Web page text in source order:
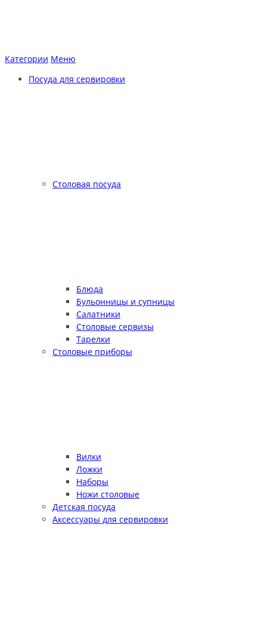
Категории Меню
Посуда для сервировки
Столовая посуда
Блюда
Бульонницы и супницы
Салатники
Столовые сервизы
Тарелки
Столовые приборы
Вилки
Ложки
Наборы
Ножи столовые
Детская посуда
Аксессуары для сервировки